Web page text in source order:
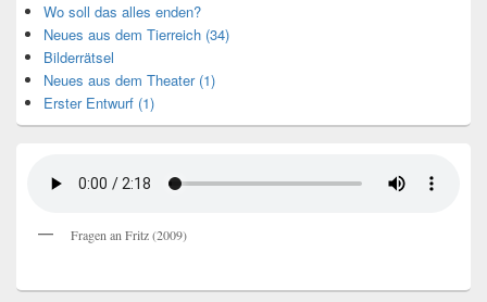
Wo soll das alles enden?
Neues aus dem Tierreich (34)
Bilderrätsel
Neues aus dem Theater (1)
Erster Entwurf (1)
Fragen an Fritz (2009)